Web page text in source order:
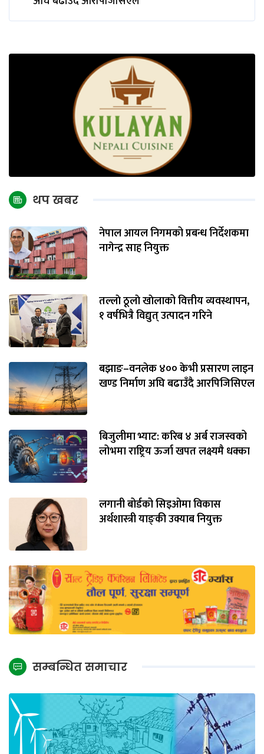
थप खबर
नेपाल आयल निगमको प्रबन्ध निर्देशकमा
नागेन्द्र साह नियुक्त
तल्लाे ठूलाे खाेलाको वित्तीय व्यवस्थापन,
१ वर्षभित्रै विद्युत् उत्पादन गरिने
बझाङ–वनलेक ४०० केभी प्रसारण लाइन
खण्ड निर्माण अघि बढाउँदै आरपिजिसिएल
बिजुलीमा भ्याट: करिब ४ अर्ब राजस्वको
लोभमा राष्ट्रिय ऊर्जा खपत लक्ष्यमै धक्का
लगानी बोर्डको सिइओमा विकास
अर्थशास्त्री याङ्‌की उक्याब नियुक्त
सम्बन्धित समाचार